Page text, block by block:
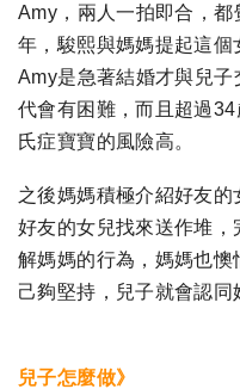
Amy，兩人一拍即合，
年，駿熙與媽媽提起這
Amy是急著結婚才與兒
代會有困難，而且超過
氏症寶寶的風險高。
之後媽媽積極介紹好友
好友的女兒找來送作堆
解媽媽的行為，媽媽也懊
己夠堅持，兒子就會認同
兒子怎麼做》